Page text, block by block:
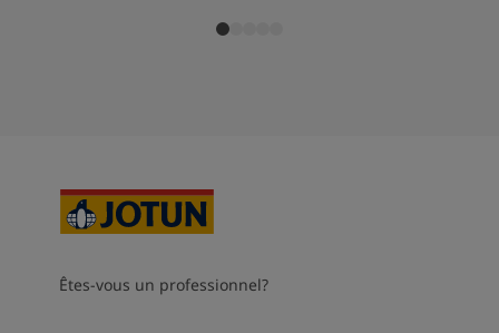
Êtes-vous un professionnel?